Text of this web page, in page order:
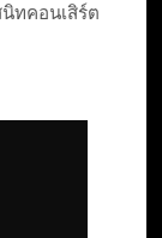
นิทคอนเสิร์ต